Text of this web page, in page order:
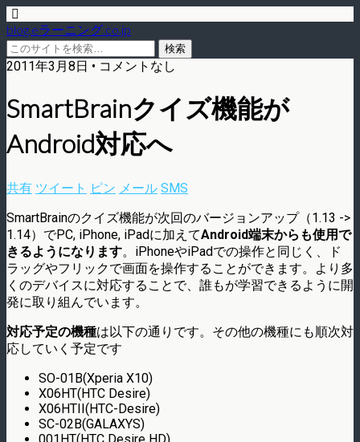
blog.eラーニング.co.jp
2011年3月8日 • コメントなし
SmartBrainクイズ機能が
Android対応へ
共有 ツイート ピン メール SMS
SmartBrainのクイズ機能が次回のバージョンアップ（1.13 ->
1.14）でPC, iPhone, iPadに加えてAndroid端末からも使用で
きるようになります。iPhoneやiPadでの操作と同じく、ド
ラッグやフリックで画面を操作することができます。より多
くのデバイスに対応することで、誰もが学習できるように開
発に取り組んでいます。
対応予定の機種は以下の通りです。その他の機種にも順次対
応していく予定です
SO-01B(Xperia X10)
X06HT(HTC Desire)
X06HTII(HTC-Desire)
SC-02B(GALAXYS)